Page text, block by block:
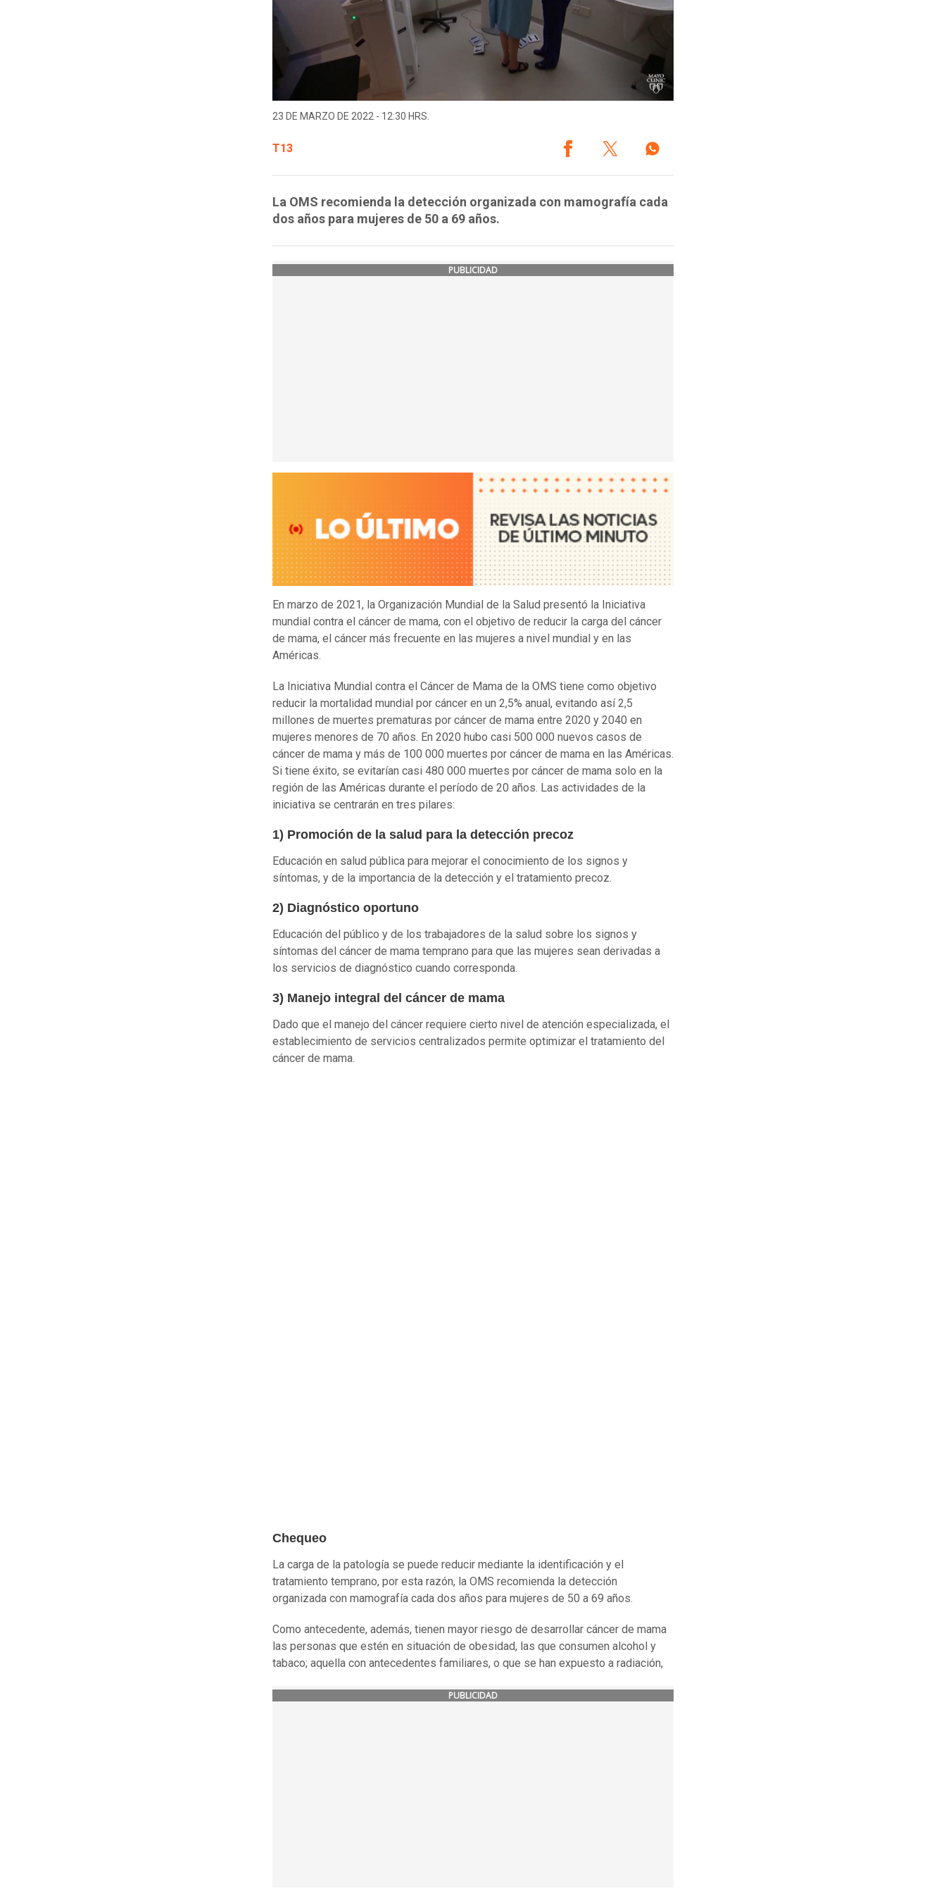
23 DE MARZO DE 2022 - 12:30 HRS.
T13
La OMS recomienda la detección organizada con mamografía cada
dos años para mujeres de 50 a 69 años.
PUBLICIDAD
En marzo de 2021, la Organización Mundial de la Salud presentó la Iniciativa
mundial contra el cáncer de mama, con el objetivo de reducir la carga del cáncer
de mama, el cáncer más frecuente en las mujeres a nivel mundial y en las
Américas.
La Iniciativa Mundial contra el Cáncer de Mama de la OMS tiene como objetivo
reducir la mortalidad mundial por cáncer en un 2,5% anual, evitando así 2,5
millones de muertes prematuras por cáncer de mama entre 2020 y 2040 en
mujeres menores de 70 años. En 2020 hubo casi 500 000 nuevos casos de
cáncer de mama y más de 100 000 muertes por cáncer de mama en las Américas.
Si tiene éxito, se evitarían casi 480 000 muertes por cáncer de mama solo en la
región de las Américas durante el período de 20 años. Las actividades de la
iniciativa se centrarán en tres pilares:
1) Promoción de la salud para la detección precoz
Educación en salud pública para mejorar el conocimiento de los signos y
síntomas, y de la importancia de la detección y el tratamiento precoz.
2) Diagnóstico oportuno
Educación del público y de los trabajadores de la salud sobre los signos y
síntomas del cáncer de mama temprano para que las mujeres sean derivadas a
los servicios de diagnóstico cuando corresponda.
3) Manejo integral del cáncer de mama
Dado que el manejo del cáncer requiere cierto nivel de atención especializada, el
establecimiento de servicios centralizados permite optimizar el tratamiento del
cáncer de mama.
Chequeo
La carga de la patología se puede reducir mediante la identificación y el
tratamiento temprano, por esta razón, la OMS recomienda la detección
organizada con mamografía cada dos años para mujeres de 50 a 69 años.
Como antecedente, además, tienen mayor riesgo de desarrollar cáncer de mama
las personas que estén en situación de obesidad, las que consumen alcohol y
tabaco; aquella con antecedentes familiares, o que se han expuesto a radiación,
PUBLICIDAD